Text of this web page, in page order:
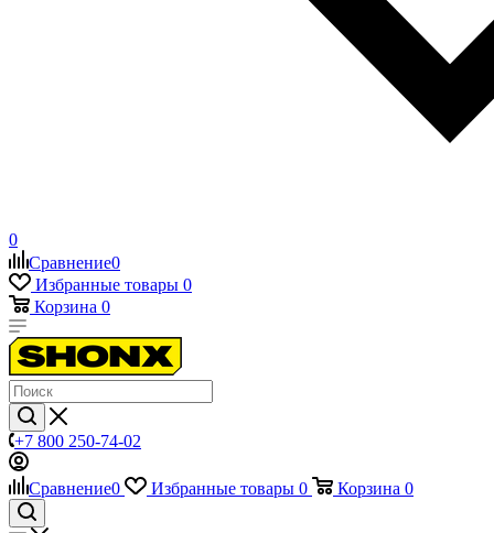
0
Сравнение0
Избранные товары 0
Корзина 0
+7 800 250-74-02
Сравнение0 Избранные товары 0 Корзина 0